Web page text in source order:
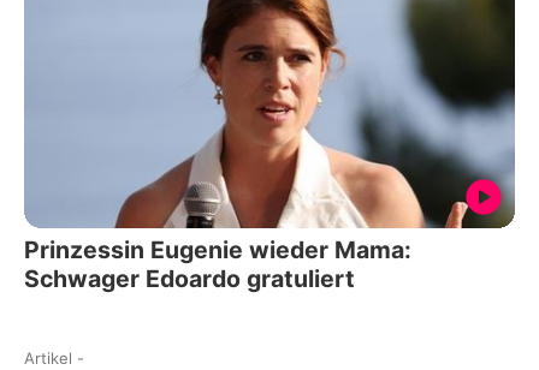
Prinzessin Eugenie wieder Mama:
Schwager Edoardo gratuliert
Artikel -